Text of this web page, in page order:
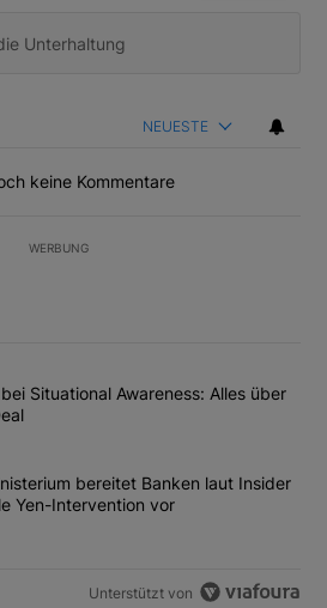
NEUESTE
keine Kommentare
WERBUNG
der am meisten kommentierten
Titel "Margin Calls bei Situational
Situational Awareness: Alles über
Titel "US-Finanzministerium bereitet
bereitet Banken laut Insider
Yen-Intervention vor
Unterstützt von